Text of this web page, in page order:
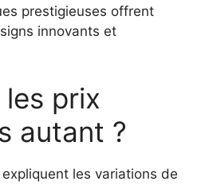
prestigieuses offrent
innovants et
les prix
autant ?
les variations de